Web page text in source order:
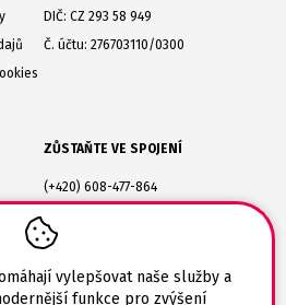
vylepšovat naše služby a
funkce pro zvýšení
DIČ: CZ 293 58 949
Č. účtu: 276703110/0300
ZŮSTAŇTE VE SPOJENÍ
(+420) 608-477-864